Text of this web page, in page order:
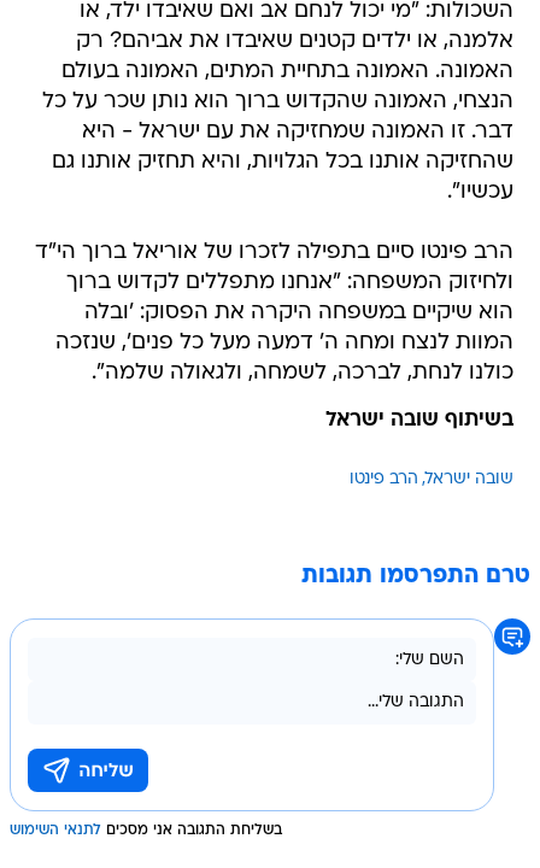
השכולות: "מי יכול לנחם אב ואם שאיבדו ילד, או
אלמנה, או ילדים קטנים שאיבדו את אביהם? רק
האמונה. האמונה בתחיית המתים, האמונה בעולם
הנצחי, האמונה שהקדוש ברוך הוא נותן שכר על כל
דבר. זו האמונה שמחזיקה את עם ישראל - היא
שהחזיקה אותנו בכל הגלויות, והיא תחזיק אותנו גם
עכשיו".
הרב פינטו סיים בתפילה לזכרו של אוריאל ברוך הי"ד
ולחיזוק המשפחה: "אנחנו מתפללים לקדוש ברוך
הוא שיקיים במשפחה היקרה את הפסוק: 'ובלה
המוות לנצח ומחה ה' דמעה מעל כל פנים', שנזכה
כולנו לנחת, לברכה, לשמחה, ולגאולה שלמה".
בשיתוף שובה ישראל
שובה ישראל הרב פינטו
טרם התפרסמו תגובות
בשליחת התגובה אני מסכים לתנאי השימוש